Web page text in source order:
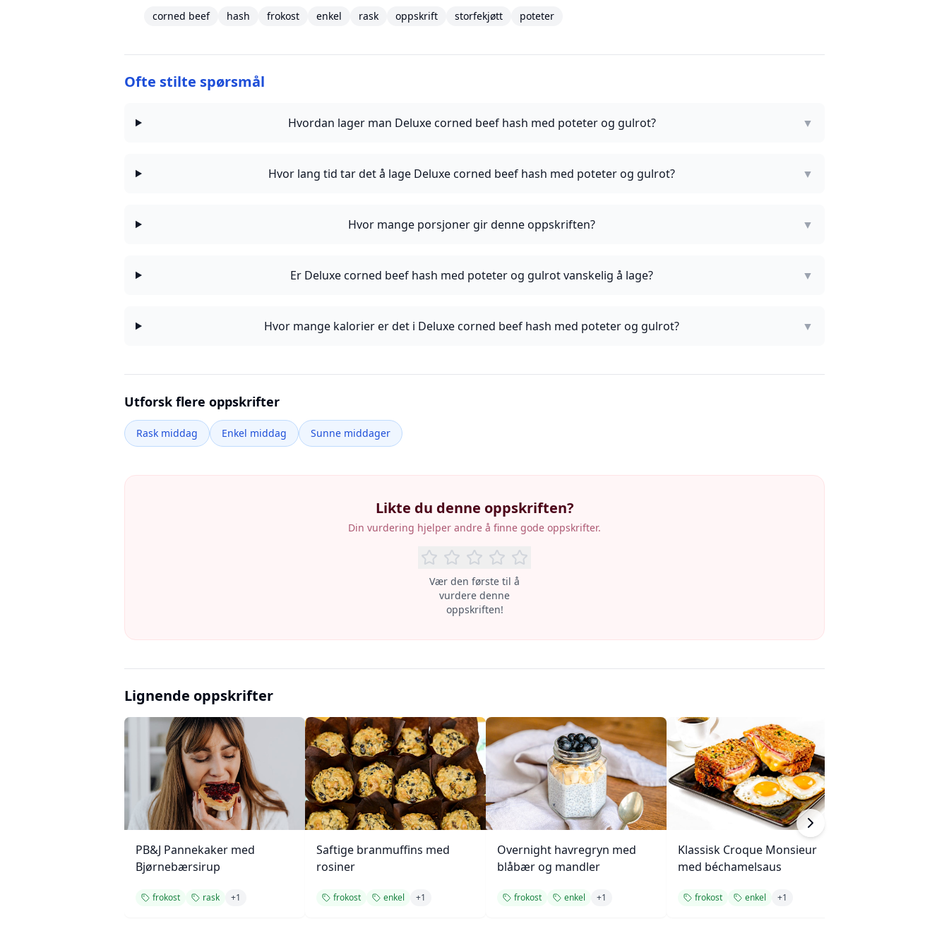
corned beef hash frokost enkel rask oppskrift storfekjøtt poteter
Ofte stilte spørsmål
Hvordan lager man Deluxe corned beef hash med poteter og gulrot? ▼
Hvor lang tid tar det å lage Deluxe corned beef hash med poteter og gulrot? ▼
Hvor mange porsjoner gir denne oppskriften? ▼
Er Deluxe corned beef hash med poteter og gulrot vanskelig å lage? ▼
Hvor mange kalorier er det i Deluxe corned beef hash med poteter og gulrot? ▼
Utforsk flere oppskrifter
Rask middag Enkel middag Sunne middager
Likte du denne oppskriften?
Din vurdering hjelper andre å finne gode oppskrifter.
Vær den første til å
vurdere denne
oppskriften!
Lignende oppskrifter
PB&J Pannekaker med
Bjørnebærsirup
frokost rask +1
Saftige branmuffins med
rosiner
frokost enkel +1
Overnight havregryn med
blåbær og mandler
frokost enkel +1
Klassisk Croque Monsieur
med béchamelsaus
frokost enkel +1